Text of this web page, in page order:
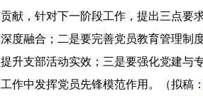
贡献，针对下一阶段工作，提出三点要
深度融合；二是要完善党员教育管理制
提升支部活动实效；三是要强化党建与
工作中发挥党员先锋模范作用。（拟稿